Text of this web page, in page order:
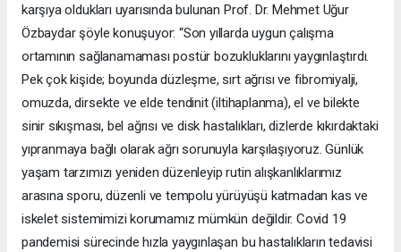
karşıya oldukları uyarısında bulunan Prof. Dr. Mehmet Uğur
Özbaydar şöyle konuşuyor: “Son yıllarda uygun çalışma
ortamının sağlanamaması postür bozukluklarını yaygınlaştırdı.
Pek çok kişide; boyunda düzleşme, sırt ağrısı ve fibromiyalji,
omuzda, dirsekte ve elde tendinit (iltihaplanma), el ve bilekte
sinir sıkışması, bel ağrısı ve disk hastalıkları, dizlerde kıkırdaktaki
yıpranmaya bağlı olarak ağrı sorunuyla karşılaşıyoruz. Günlük
yaşam tarzımızı yeniden düzenleyip rutin alışkanlıklarımız
arasına sporu, düzenli ve tempolu yürüyüşü katmadan kas ve
iskelet sistemimizi korumamız mümkün değildir. Covid 19
pandemisi sürecinde hızla yaygınlaşan bu hastalıkların tedavisi